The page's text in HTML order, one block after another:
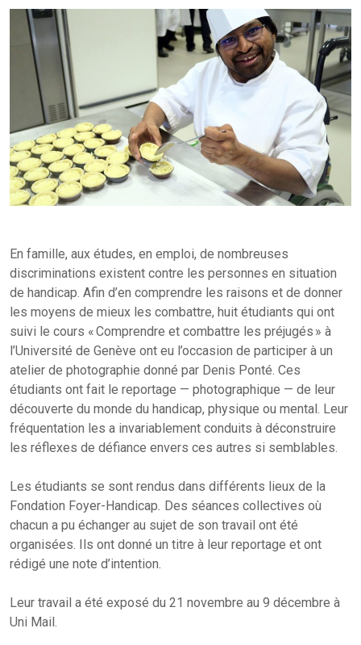
En famille, aux études, en emploi, de nombreuses
discriminations existent contre les personnes en situation
de handicap. Afin d’en comprendre les raisons et de donner
les moyens de mieux les combattre, huit étudiants qui ont
suivi le cours « Comprendre et combattre les préjugés » à
l’Université de Genève ont eu l’occasion de participer à un
atelier de photographie donné par Denis Ponté. Ces
étudiants ont fait le reportage — photographique — de leur
découverte du monde du handicap, physique ou mental. Leur
fréquentation les a invariablement conduits à déconstruire
les réflexes de défiance envers ces autres si semblables.
Les étudiants se sont rendus dans différents lieux de la
Fondation Foyer-Handicap. Des séances collectives où
chacun a pu échanger au sujet de son travail ont été
organisées. Ils ont donné un titre à leur reportage et ont
rédigé une note d’intention.
Leur travail a été exposé du 21 novembre au 9 décembre à
Uni Mail.